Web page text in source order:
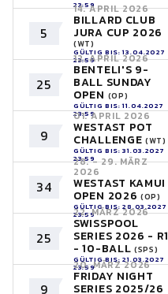
23:59
5
14. APRIL 2026
BILLARD CLUB
JURA CUP 2026
(WT)
GÜLTIG BIS: 13.04.2027
23:59
25
12. APRIL 2026
BENTELI'S 9-
BALL SUNDAY
OPEN (OP)
GÜLTIG BIS: 11.04.2027
23:59
9
01. APRIL 2026
WESTAST POT
CHALLENGE (WT)
GÜLTIG BIS: 31.03.2027
23:59
34
28. - 29. MÄRZ
2026
WESTAST KAMUI
OPEN 2026 (OP)
GÜLTIG BIS: 28.03.2027
23:59
25
22. MÄRZ 2026
SWISSPOOL
SERIES 2026 - R1
- 10-BALL (SPS)
GÜLTIG BIS: 21.03.2027
23:59
9
20. MÄRZ 2026
FRIDAY NIGHT
SERIES 2025/26